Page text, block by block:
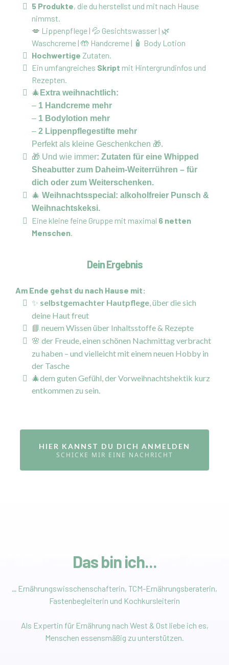
5 Produkte, die du herstellst und mit nach Hause
nimmst.
💋 Lippenpflege | 💦 Gesichtswasser | 🌿
Waschcreme | 🤲 Handcreme | 🧴 Body Lotion
Hochwertige Zutaten.
Ein umfangreiches Skript mit Hintergrundinfos und
Rezepten.
🎄 Extra weihnachtlich:
– 1 Handcreme mehr
– 1 Bodylotion mehr
– 2 Lippenpflegestifte mehr
Perfekt als kleine Geschenkchen 🎁.
🎁 Und wie immer: Zutaten für eine Whipped
Sheabutter zum Daheim-Weiterrühren – für
dich oder zum Weiterschenken.
🎄 Weihnachtsspecial: alkoholfreier Punsch &
Weihnachtskeksi.
Eine kleine feine Gruppe mit maximal 6 netten
Menschen.
Dein Ergebnis
Am Ende gehst du nach Hause mit:
✨ selbstgemachter Hautpflege, über die sich
deine Haut freut
📘 neuem Wissen über Inhaltsstoffe & Rezepte
🌸 der Freude, einen schönen Nachmittag verbracht
zu haben – und vielleicht mit einem neuen Hobby in
der Tasche
🎄dem guten Gefühl, der Vorweihnachtshektik kurz
entkommen zu sein.
HIER KANNST DU DICH ANMELDEN
SCHICKE MIR EINE NACHRICHT
Das bin ich...
... Ernährungswisschenschafterin, TCM-Ernährungsberaterin,
Fastenbegleiterin und Kochkursleiterin
Als Expertin für Ernährung nach West & Ost liebe ich es,
Menschen essensmäßig zu unterstützen.